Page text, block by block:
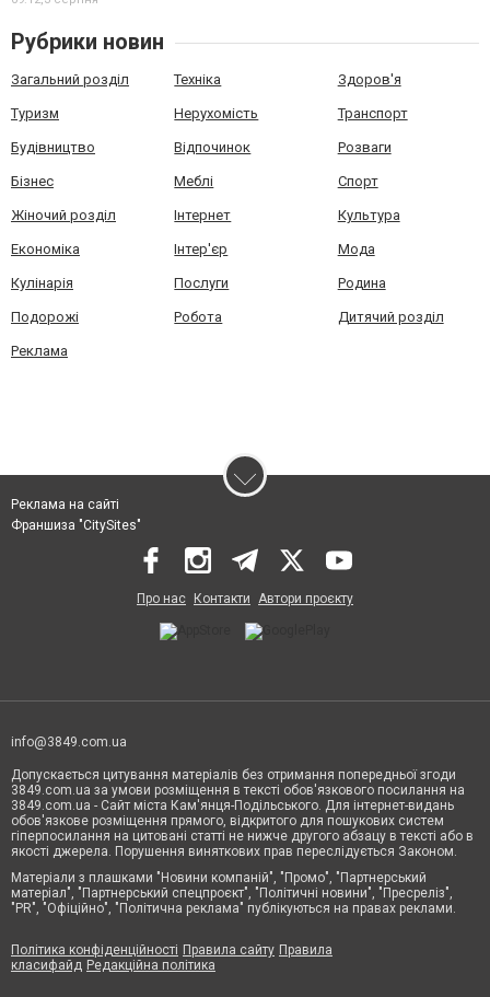
Рубрики новин
Загальний розділ Техніка Здоров'я
Туризм Нерухомість Транспорт
Будівництво Відпочинок Розваги
Бізнес Меблі Спорт
Жіночий розділ Інтернет Культура
Економіка Інтер'єр Мода
Кулінарія Послуги Родина
Подорожі Робота Дитячий розділ
Реклама
Реклама на сайті
Франшиза "CitySites"
Про нас Контакти Автори проєкту
info@3849.com.ua
Допускається цитування матеріалів без отримання попередньої згоди
3849.com.ua за умови розміщення в тексті обов'язкового посилання на
3849.com.ua - Сайт міста Кам'янця-Подільського. Для інтернет-видань
обов'язкове розміщення прямого, відкритого для пошукових систем
гіперпосилання на цитовані статті не нижче другого абзацу в тексті або в
якості джерела. Порушення виняткових прав переслідується Законом.
Матеріали з плашками "Новини компаній", "Промо", "Партнерський
матеріал", "Партнерський спецпроєкт", "Політичні новини", "Пресреліз",
"PR", "Офіційно", "Політична реклама" публікуються на правах реклами.
Політика конфіденційності Правила сайту Правила
класифайд Редакційна політика